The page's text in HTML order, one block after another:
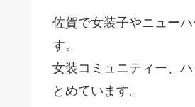
佐賀で女装子やニュー
す。
女装コミュニティー、
とめています。